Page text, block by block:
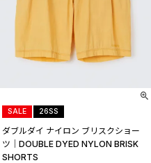
ダブルダイ ナイロン ブリスクショー
ツ│DOUBLE DYED NYLON BRISK
SHORTS
SALE 26SS